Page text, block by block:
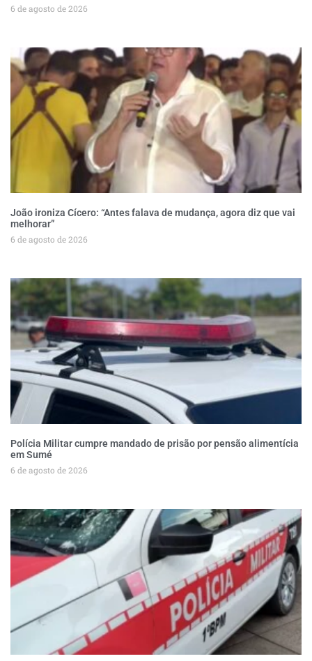
6 de agosto de 2026
João ironiza Cícero: “Antes falava de mudança, agora diz que vai
melhorar”
6 de agosto de 2026
Polícia Militar cumpre mandado de prisão por pensão alimentícia
em Sumé
6 de agosto de 2026